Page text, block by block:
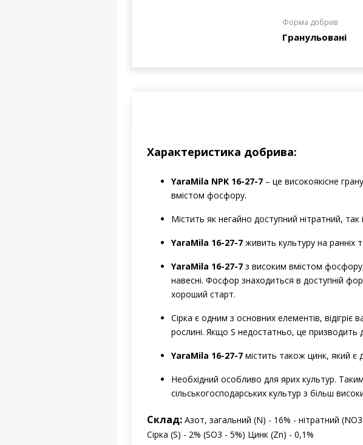
Формa добрив
Гранульовані
Характеристика добрива:
YaraMila NPK 16-27-7 – це високоякісне
вмістом фосфору.
Містить як негайно доступний нітратний,
YaraMila 16-27-7 живить культуру на ранніх
YaraMila 16-27-7 з високим вмістом
навесні. Фосфор знаходиться в доступній
хороший старт.
Сірка є одним з основних елементів,
рослині. Якщо S недостатньо, це призводить
YaraMila 16-27-7 містить також цинк, який
Необхідний особливо для ярих культур.
сільськогосподарських культур з більш
Склад: Азот, загальний (N) - 16% - нітратний
Сірка (S) - 2% (SO3 - 5%) Цинк (Zn) - 0,1%